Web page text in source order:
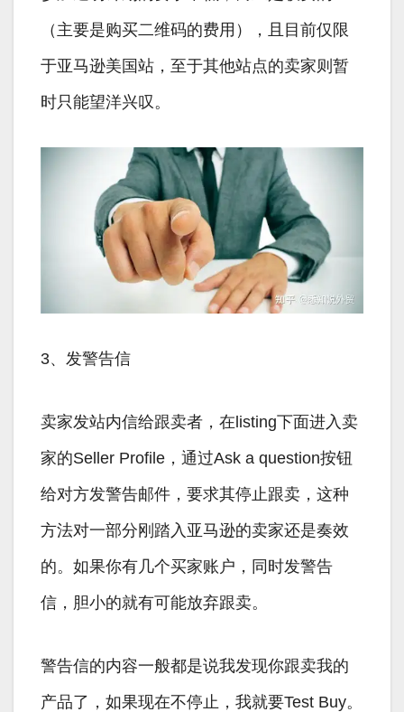
（主要是购买二维码的费用），且目前仅限
于亚马逊美国站，至于其他站点的卖家则暂
时只能望洋兴叹。
3、发警告信
卖家发站内信给跟卖者，在listing下面进入卖
家的Seller Profile，通过Ask a question按钮
给对方发警告邮件，要求其停止跟卖，这种
方法对一部分刚踏入亚马逊的卖家还是奏效
的。如果你有几个买家账户，同时发警告
信，胆小的就有可能放弃跟卖。
警告信的内容一般都是说我发现你跟卖我的
产品了，如果现在不停止，我就要Test Buy。